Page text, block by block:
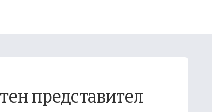
представител